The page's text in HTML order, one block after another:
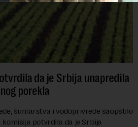
da je Srbija unapredila
porekla
šumarstva i vodoprivrede saopštilo
komisija potvrdila da je Srbija